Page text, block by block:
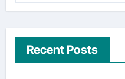
Recent Posts